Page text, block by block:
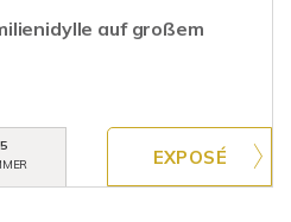
auf großem
5